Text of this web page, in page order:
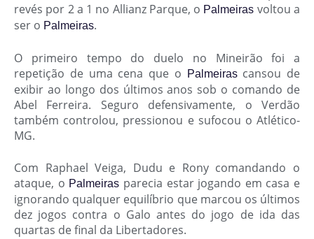
revés por 2 a 1 no Allianz Parque, o Palmeiras voltou a
ser o Palmeiras.
O primeiro tempo do duelo no Mineirão foi a
repetição de uma cena que o
Palmeirascansou de
exibir ao longo dos últimos anos sob o comando de
Abel Ferreira. Seguro defensivamente, o Verdão
também controlou, pressionou e sufocou o Atlético-
MG.
Com Raphael Veiga, Dudu e Rony comandando o
ataque, o Palmeiras parecia estar jogando em casa e
ignorando qualquer equilíbrio que marcou os últimos
dez jogos contra o Galo antes do jogo de ida das
quartas de final da Libertadores.